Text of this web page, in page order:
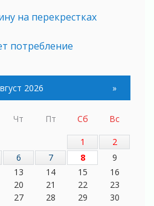
на перекрестках
потребление
выборам
только письменное
2026 »
Чт Пт Сб
Вс
1
2
6 7 8
9
13 14 15
16
20 21 22
23
27 28 29
30